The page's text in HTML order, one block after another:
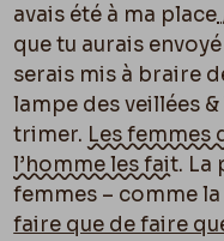
avais été à ma place
que tu aurais
serais mis à braire
lampe des veillées
trimer. Les femmes
l’homme les fait. La
femmes – comme
faire que de faire